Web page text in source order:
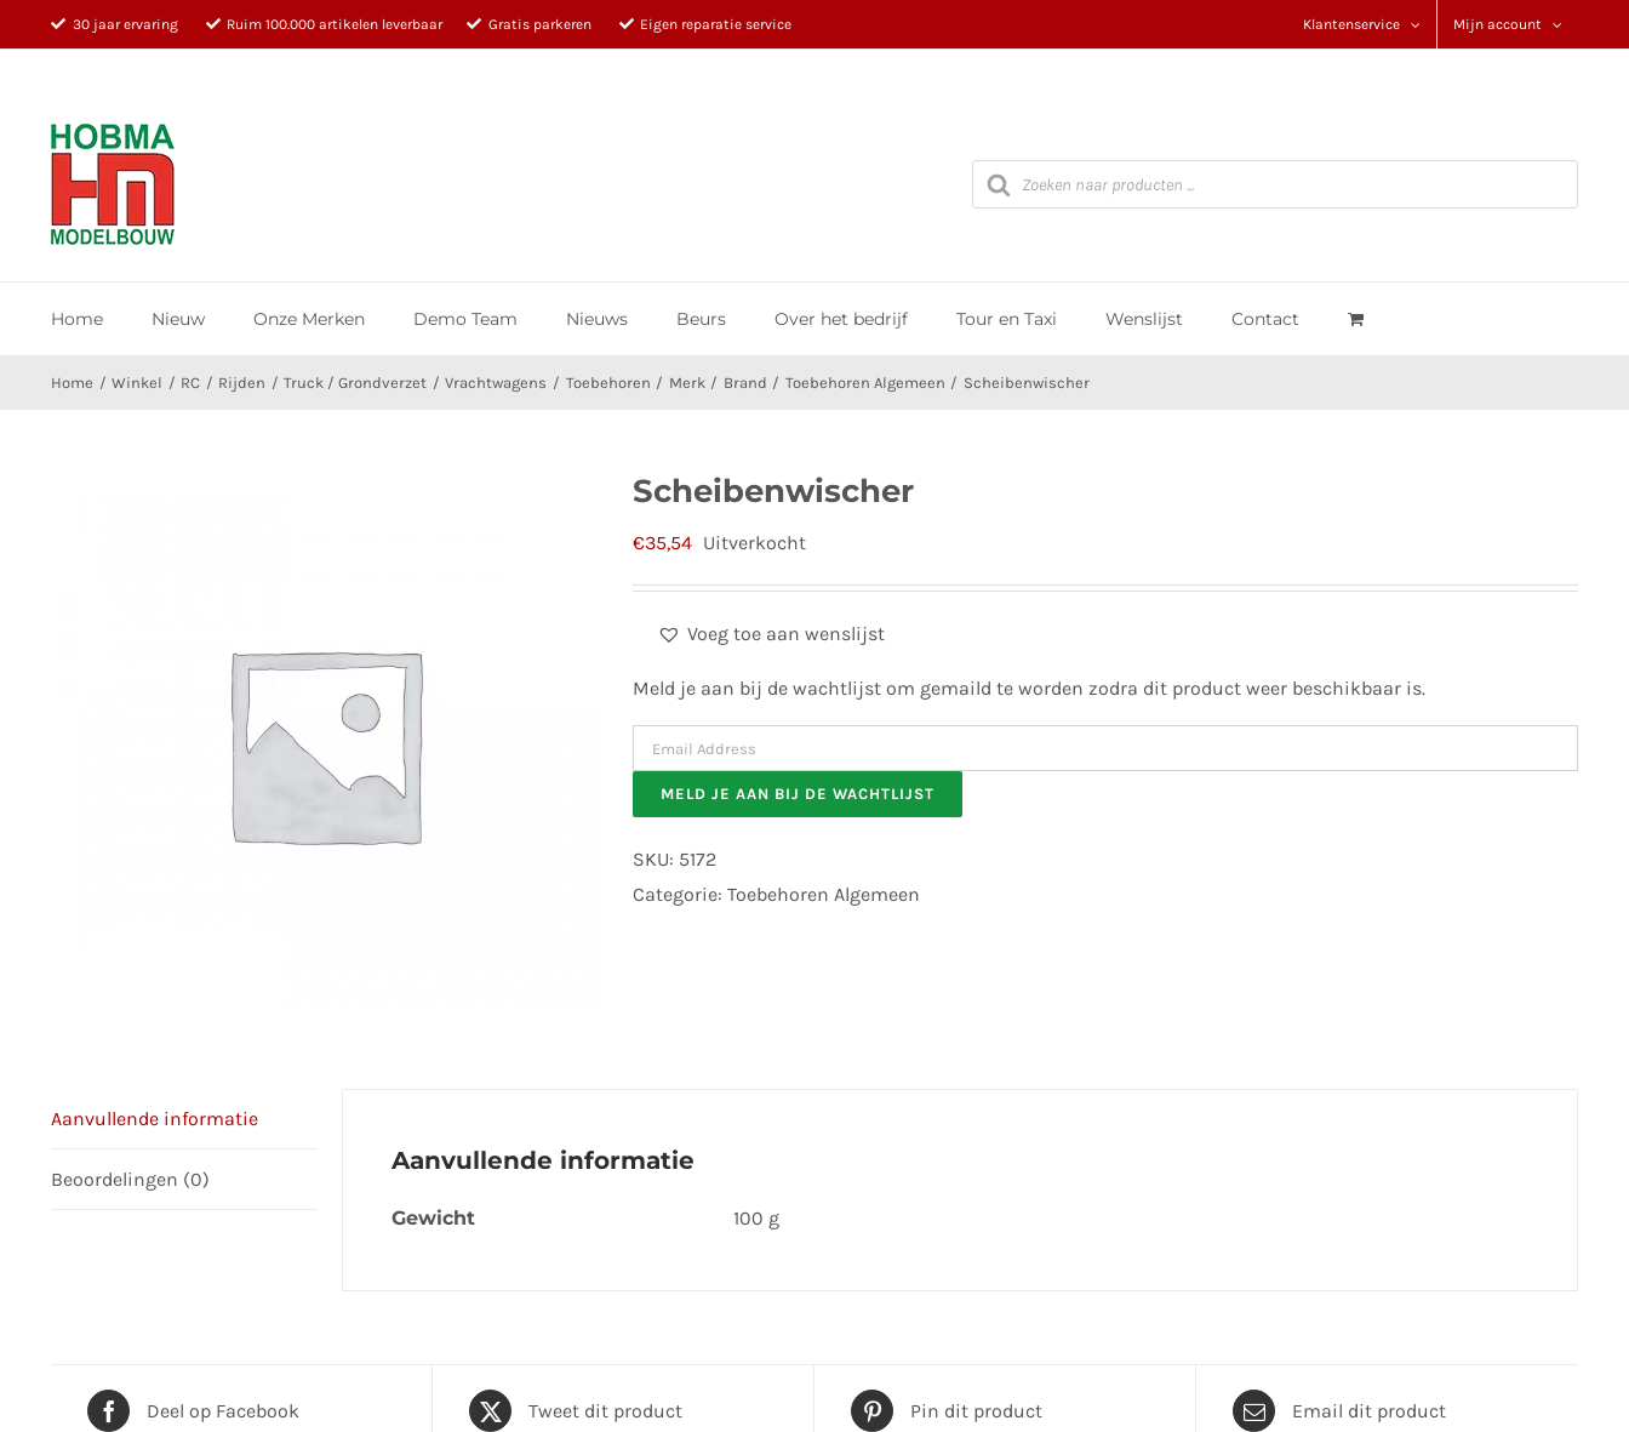
naar
30 jaar ervaring Ruim 100.000 artikelen leverbaar Gratis parkeren Eigen reparatie service Klantenservice Mijn account
Producten
zoeken
Home Nieuw Onze Merken Demo Team Nieuws Beurs Over het bedrijf Tour en Taxi Wenslijst Contact
Home Winkel RC Rijden Truck / Grondverzet Vrachtwagens Toebehoren Merk Brand Toebehoren Algemeen Scheibenwischer
Scheibenwischer
€35,54 Uitverkocht
Voeg toe aan wenslijst
Meld je aan bij de wachtlijst om gemaild te worden zodra dit product weer beschikbaar is.
Enter
your
email
address
to
MELD JE AAN BIJ DE WACHTLIJST
SKU: 5172
Categorie: Toebehoren Algemeen
Aanvullende informatie
Beoordelingen (0)
Aanvullende informatie
Gewicht 100 g
Deel op Facebook Tweet dit product Pin dit product Email dit product